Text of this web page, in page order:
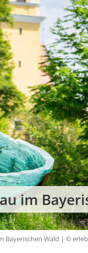
im
Bayerischen Wald | ©